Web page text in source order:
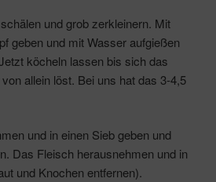
und grob zerkleinern. Mit
geben und mit Wasser aufgießen
köcheln lassen bis sich das
allein löst. Bei uns hat das 3-4,5
und in einen Sieb geben und
Das Fleisch herausnehmen und in
und Knochen entfernen).